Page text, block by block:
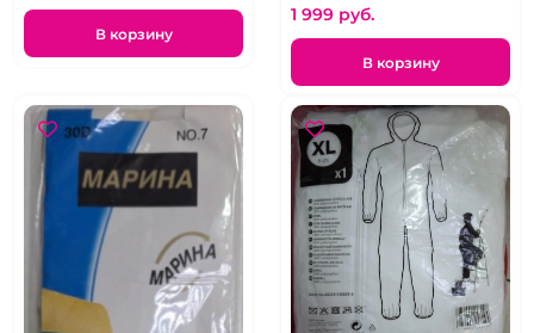
В корзину
1 999 pуб.
В корзину